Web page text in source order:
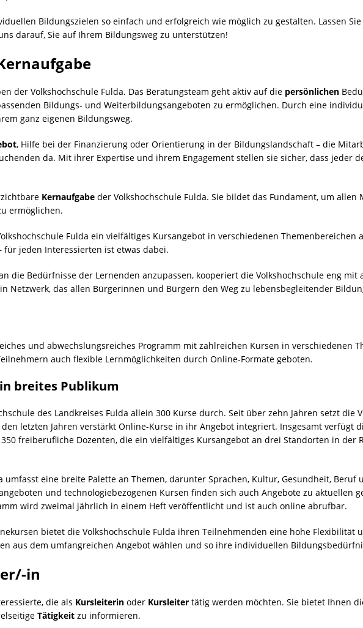
Bildungszielen so einfach und erfolgreich wie möglich zu gestalten. Lassen
darauf, Sie auf Ihrem Bildungsweg zu unterstützen!
der Volkshochschule Fulda. Das Beratungsteam geht aktiv auf die persönlichen
Bildungs- und Weiterbildungsangeboten zu ermöglichen. Durch eine
ganz eigenen Bildungsweg.
, Hilfe bei der Finanzierung oder Orientierung in der Bildungslandschaft – die
da. Mit ihrer Expertise und ihrem Engagement stellen sie sicher, dass jeder
Kernaufgabe der Volkshochschule Fulda. Sie bildet das Fundament, um allen
ermöglichen.
Fulda ein vielfältiges Kursangebot in verschiedenen Themenbereichen
jeden Interessierten ist etwas dabei.
die Bedürfnisse der Lernenden anzupassen, kooperiert die Volkshochschule eng mit
Netzwerk, das allen Bürgerinnen und Bürgern den Weg zu lebensbegleitender
und abwechslungsreiches Programm mit zahlreichen Kursen in verschiedenen
auch flexible Lernmöglichkeiten durch Online-Formate geboten.
breites Publikum
des Landkreises Fulda allein 300 Kurse durch. Seit über zehn Jahren setzt die
letzten Jahren verstärkt Online-Kurse in ihr Angebot integriert. Insgesamt verfügt
freiberufliche Dozenten, die ein vielfältiges Kursangebot an drei Standorten in der
umfasst eine breite Palette an Themen, darunter Sprachen, Kultur, Gesundheit, Beruf
und technologiebezogenen Kursen finden sich auch Angebote zu aktuellen
wird zweimal jährlich in einem Heft veröffentlicht und ist auch online abrufbar.
bietet die Volkshochschule Fulda ihren Teilnehmenden eine hohe Flexibilität
aus dem umfangreichen Angebot wählen und so ihre individuellen
in
die als Kursleiterin oder Kursleiter tätig werden möchten. Sie bietet Ihnen
Tätigkeit zu informieren.